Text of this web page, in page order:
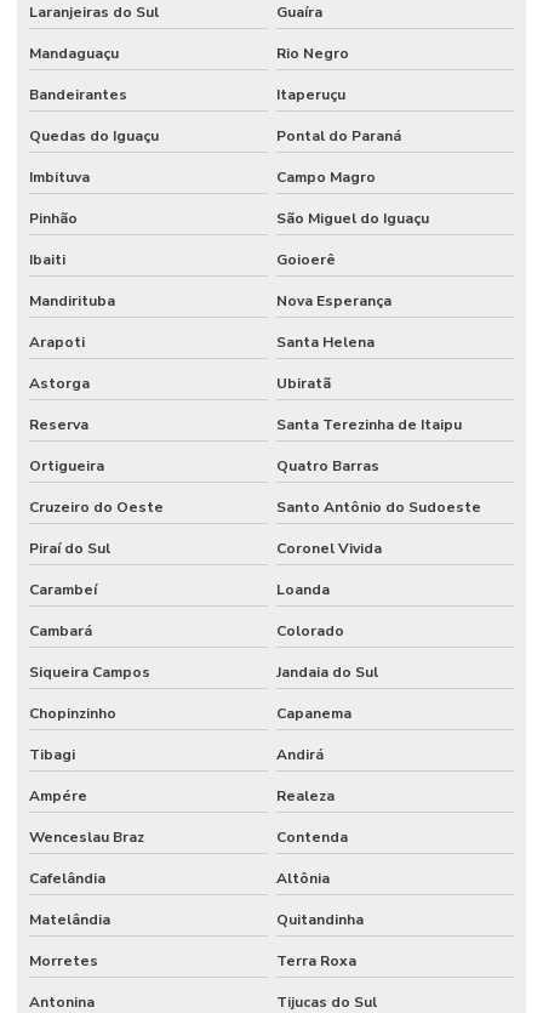
Laranjeiras do Sul Guaíra
Mandaguaçu Rio Negro
Bandeirantes Itaperuçu
Quedas do Iguaçu Pontal do Paraná
Imbituva Campo Magro
Pinhão São Miguel do Iguaçu
Ibaiti Goioerê
Mandirituba Nova Esperança
Arapoti Santa Helena
Astorga Ubiratã
Reserva Santa Terezinha de Itaipu
Ortigueira Quatro Barras
Cruzeiro do Oeste Santo Antônio do Sudoeste
Piraí do Sul Coronel Vivida
Carambeí Loanda
Cambará Colorado
Siqueira Campos Jandaia do Sul
Chopinzinho Capanema
Tibagi Andirá
Ampére Realeza
Wenceslau Braz Contenda
Cafelândia Altônia
Matelândia Quitandinha
Morretes Terra Roxa
Antonina Tijucas do Sul